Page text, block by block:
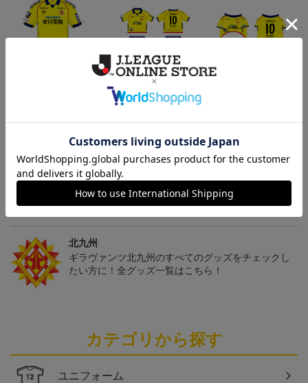
[2026/27シーズン 明治安
田J3リーグ]ベビーユニフ
ォーム上下セット(FP1st
4,950円
トピックス
北九州
ギラヴァンツ北九州のユニフォームを着て試合を応
援しよう！
北九州
ギラヴァンツ北九州のすべてのグッズをチェックし
たい方に！全グッズ一覧はこちら！
カテゴリから探す
ユニフォーム